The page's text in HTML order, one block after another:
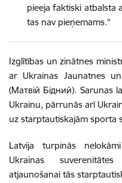
pieeja faktiski atbalsta
tas nav pieņemams.“
Izglītības un zinātnes
ar Ukrainas Jaunatnes
(Матвій Бідний). Sarunas
Ukrainu, pārrunās arī
uz starptautiskajām sporta
Latvija turpinās
Ukrainas
atjaunošanai tās